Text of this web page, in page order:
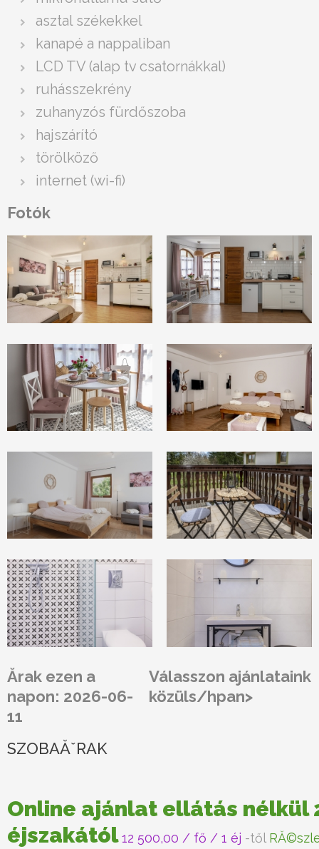
asztal székekkel
kanapé a nappaliban
LCD TV (alap tv csatornákkal)
ruhásszekrény
zuhanyzós fürdőszoba
hajszárító
törölköző
internet (wi-fi)
Fotók
Ărak ezen a
napon: 2026-06-
11
Válasszon ajánlataink
közüls/hpan>
SZOBAĂˇRAK
Online ajánlat ellátás nélkül
éjszakától 12 500,00 / fő / 1 éj -től